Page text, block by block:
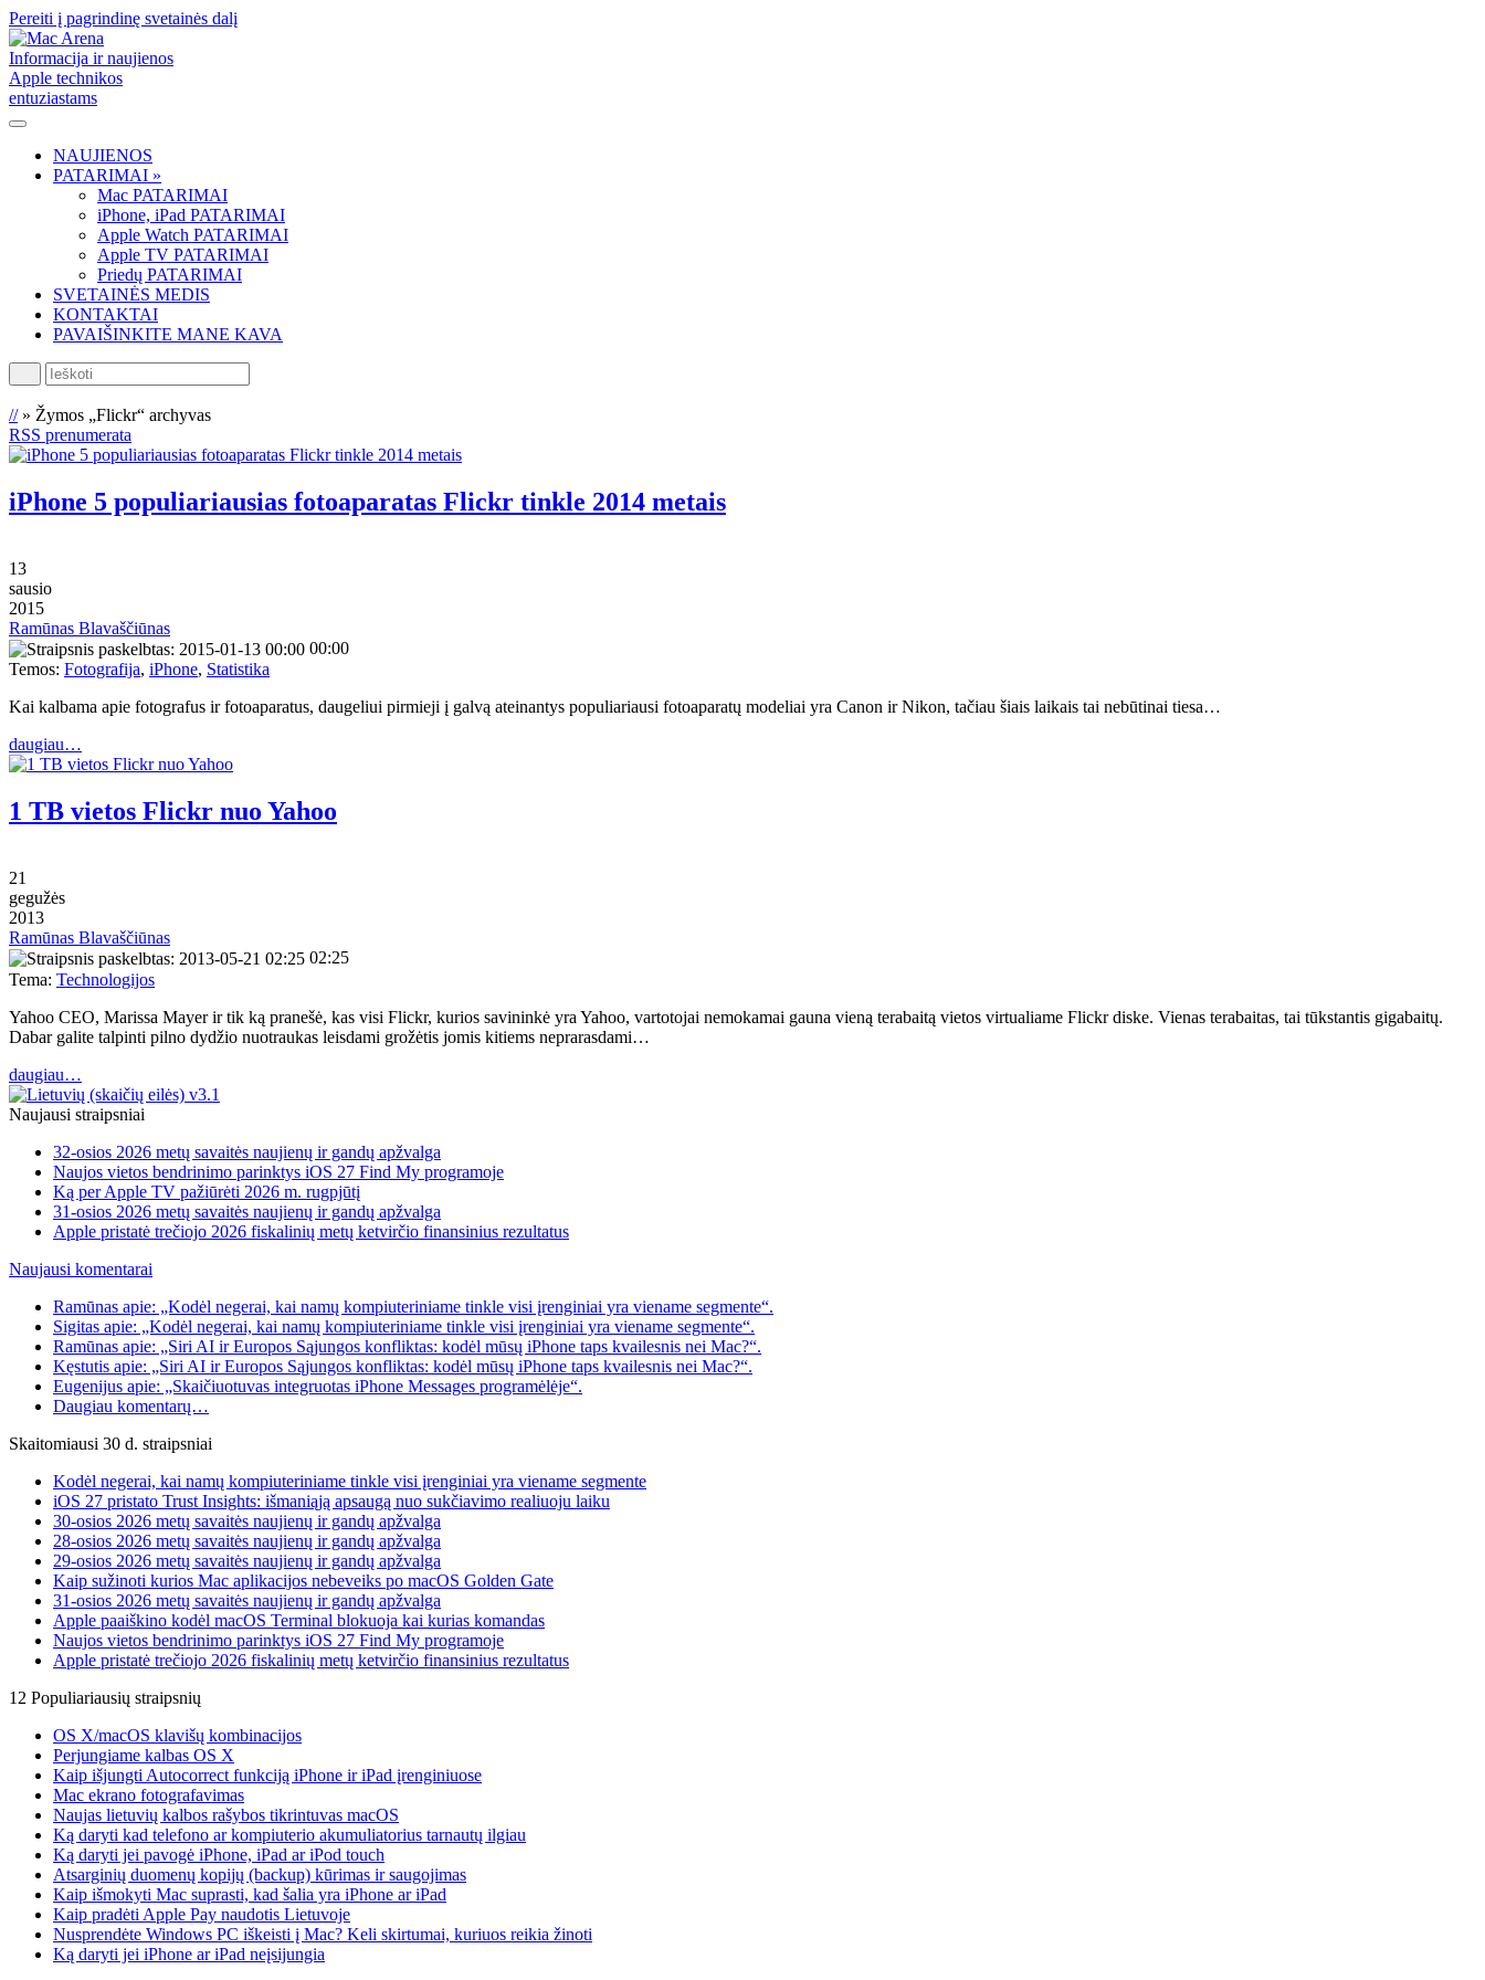
Pereiti į pagrindinę svetainės dalį
Informacija ir naujienos
Apple technikos
entuziastams
NAUJIENOS
PATARIMAI »
Mac PATARIMAI
iPhone, iPad PATARIMAI
Apple Watch PATARIMAI
Apple TV PATARIMAI
Priedų PATARIMAI
SVETAINĖS MEDIS
KONTAKTAI
PAVAIŠINKITE MANE KAVA
Ieškoti
//» Žymos „Flickr“ archyvas
RSS prenumerata
iPhone 5 populiariausias fotoaparatas Flickr tinkle 2014 metais
13
sausio
2015
Ramūnas Blavaščiūnas
00:00
Temos: Fotografija, iPhone, Statistika
Kai kalbama apie fotografus ir fotoaparatus, daugeliui pirmieji į galvą ateinantys populiariausi fotoaparatų modeliai yra Canon ir Nikon, tačiau šiais laikais tai nebūtinai tiesa…
daugiau…
1 TB vietos Flickr nuo Yahoo
21
gegužės
2013
Ramūnas Blavaščiūnas
02:25
Tema: Technologijos
Yahoo CEO, Marissa Mayer ir tik ką pranešė, kas visi Flickr, kurios savininkė yra Yahoo, vartotojai nemokamai gauna vieną terabaitą vietos virtualiame Flickr diske. Vienas terabaitas, tai tūkstantis gigabaitų.
Dabar galite talpinti pilno dydžio nuotraukas leisdami grožėtis jomis kitiems neprarasdami…
daugiau…
Naujausi straipsniai
32-osios 2026 metų savaitės naujienų ir gandų apžvalga
Naujos vietos bendrinimo parinktys iOS 27 Find My programoje
Ką per Apple TV pažiūrėti 2026 m. rugpjūtį
31-osios 2026 metų savaitės naujienų ir gandų apžvalga
Apple pristatė trečiojo 2026 fiskalinių metų ketvirčio finansinius rezultatus
Naujausi komentarai
Ramūnas apie: „Kodėl negerai, kai namų kompiuteriniame tinkle visi įrenginiai yra viename segmente“.
Sigitas apie: „Kodėl negerai, kai namų kompiuteriniame tinkle visi įrenginiai yra viename segmente“.
Ramūnas apie: „Siri AI ir Europos Sąjungos konfliktas: kodėl mūsų iPhone taps kvailesnis nei Mac?“.
Kęstutis apie: „Siri AI ir Europos Sąjungos konfliktas: kodėl mūsų iPhone taps kvailesnis nei Mac?“.
Eugenijus apie: „Skaičiuotuvas integruotas iPhone Messages programėlėje“.
Daugiau komentarų…
Skaitomiausi 30 d. straipsniai
Kodėl negerai, kai namų kompiuteriniame tinkle visi įrenginiai yra viename segmente
iOS 27 pristato Trust Insights: išmaniąją apsaugą nuo sukčiavimo realiuoju laiku
30-osios 2026 metų savaitės naujienų ir gandų apžvalga
28-osios 2026 metų savaitės naujienų ir gandų apžvalga
29-osios 2026 metų savaitės naujienų ir gandų apžvalga
Kaip sužinoti kurios Mac aplikacijos nebeveiks po macOS Golden Gate
31-osios 2026 metų savaitės naujienų ir gandų apžvalga
Apple paaiškino kodėl macOS Terminal blokuoja kai kurias komandas
Naujos vietos bendrinimo parinktys iOS 27 Find My programoje
Apple pristatė trečiojo 2026 fiskalinių metų ketvirčio finansinius rezultatus
12 Populiariausių straipsnių
OS X/macOS klavišų kombinacijos
Perjungiame kalbas OS X
Kaip išjungti Autocorrect funkciją iPhone ir iPad įrenginiuose
Mac ekrano fotografavimas
Naujas lietuvių kalbos rašybos tikrintuvas macOS
Ką daryti kad telefono ar kompiuterio akumuliatorius tarnautų ilgiau
Ką daryti jei pavogė iPhone, iPad ar iPod touch
Atsarginių duomenų kopijų (backup) kūrimas ir saugojimas
Kaip išmokyti Mac suprasti, kad šalia yra iPhone ar iPad
Kaip pradėti Apple Pay naudotis Lietuvoje
Nusprendėte Windows PC iškeisti į Mac? Keli skirtumai, kuriuos reikia žinoti
Ką daryti jei iPhone ar iPad neįsijungia